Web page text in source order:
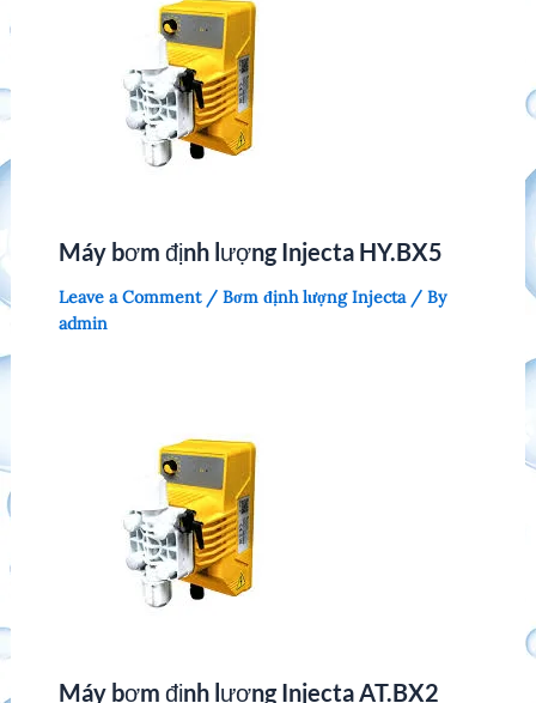
Máy bơm định lượng Injecta HY.BX5
Leave a Comment / Bơm định lượng Injecta/ By
admin
Máy bơm định lượng Injecta AT.BX2